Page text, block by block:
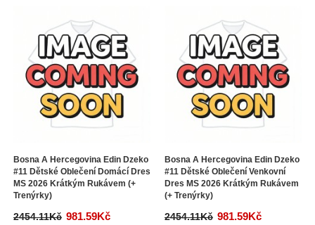
Bosna A Hercegovina Edin Dzeko
#11 Dětské Oblečení Domácí Dres
MS 2026 Krátkým Rukávem (+
Trenýrky)
2454.11Kč 981.59Kč
Bosna A Hercegovina Edin Dzeko
#11 Dětské Oblečení Venkovní
Dres MS 2026 Krátkým Rukávem
(+ Trenýrky)
2454.11Kč 981.59Kč